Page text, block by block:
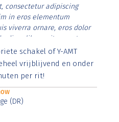
consectetur adipiscing
in eros elementum
viverra ornare, eros dolor
diam libero vitae erat.
cursus id rutrum lorem
risus tristique posuere.
schakel of Y-AMT
vrijblijvend en onder
per rit!
(DR)